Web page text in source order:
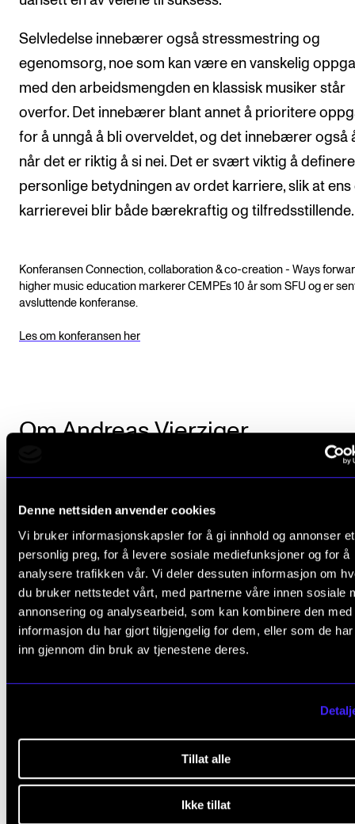
Denne nettsiden anvender cookies
Vi bruker informasjonskapsler for å gi innhold og annonser et
personlig preg, for å levere sosiale mediefunksjoner og for å
analysere trafikken vår. Vi deler dessuten informasjon om
du bruker nettstedet vårt, med partnerne våre innen sosiale
annonsering og analysearbeid, som kan kombinere den med
informasjon du har gjort tilgjengelig for dem, eller som de
inn gjennom din bruk av tjenestene deres.
Tillat alle
Ikke tillat
Selvledelse innebærer også stressmestring og
egenomsorg, noe som kan være en vanskelig
med den arbeidsmengden en klassisk musiker står
overfor. Det innebærer blant annet å prioritere
for å unngå å bli overveldet, og det innebærer også
når det er riktig å si nei. Det er svært viktig å
personlige betydningen av ordet karriere, slik at ens
karrierevei blir både bærekraftig og tilfredsstillende.
Konferansen Connection, collaboration & co-creation - Ways
higher music education markerer CEMPEs 10 år som SFU og er
avsluttende konferanse.
Les om konferansen her
Om Andreas Vierziger
Musikkurator og strateg Andreas Vierziger jobber
internasjonalt med partnere i og utenfor den
musikkbransjen, blant annet Concertgebouw
Amsterdam, Paris Opera Competition, David Lynchs
Silencio Club i Paris, Camerata Salzburg og
Som musikksupervisor har Vierziger arbeidet med
Milano med designere som Vivienne Westwood.
Han har sittet i juryen for mer enn 25 internasjonale
musikkonkurranser og foreleser jevnlig ved en rekke
musikk- og kunstuniversiteter, blant annet i Tokyo,